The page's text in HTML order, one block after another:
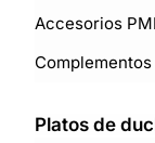
Accesorios
Complementos
Platos de